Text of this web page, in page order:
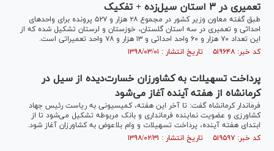
تعمیری در ۳ استان سیل‌زده + تفکیک
طبق گفته معاون وزیر کشور در مجموع ۲۸ هزار و ۵۲۷ پرونده برای واحد‌های
احداثی و تعمیری در سه استان گلستان، خوزستان و لرستان تشکیل شده که از
این تعداد ۷۰ هزار و ۶۰ واحد احداثی و ۱۳ هزار و ۷۸ واحد تعمیراتی است.
کد خبر: ۵۱۹۶۴۸ تاریخ انتشار : ۱۳۹۸/۰۳/۰۱
پرداخت تسهیلات به کشاورزان خسارت‌دیده از سیل در
کرمانشاه از هفته آینده آغاز می‌شود
فرماندار کرمانشاه گفت: تا آخر این هفته، کمیسیونی به ریاست رئیس جهاد
کشاورزی و عضویت نماینده فرمانداری و بانک مربوطه تشکیل می‌شود تا از
ابتدای هفته آینده، پرداخت تسهیلات و وام بلاعوض به کشاورزان آغاز شود.
کد خبر: ۵۱۹۵۹۷ تاریخ انتشار : ۱۳۹۸/۰۲/۳۱